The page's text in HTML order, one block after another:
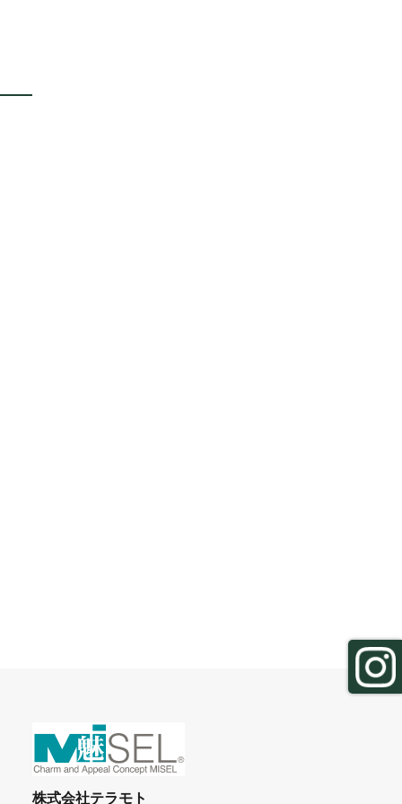
株式会社テラモト